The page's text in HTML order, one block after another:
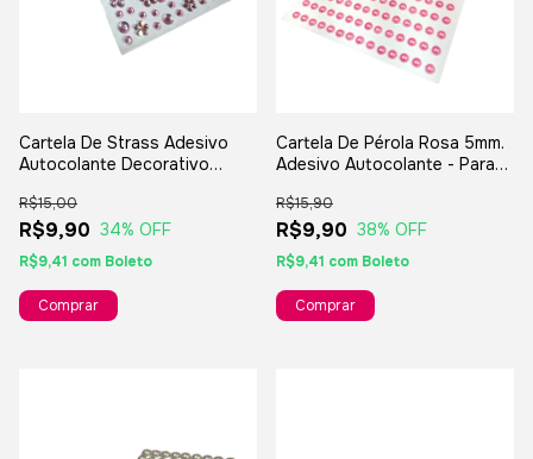
Cartela De Strass Adesivo
Autocolante Decorativo
R$9,90
R$15,00
34% OFF
R$9,41 com Boleto
Cartela De Pérola Rosa 5mm.
Adesivo Autocolante - Para
R$9,90
R$15,90
38% OFF
R$9,41 com Boleto